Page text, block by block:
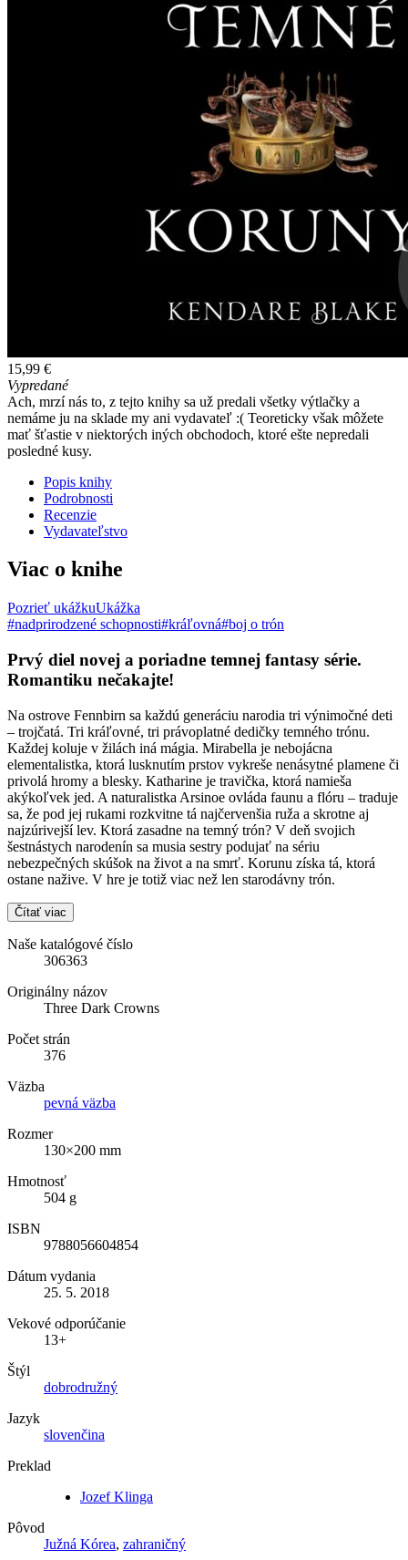
15,99 €
Vypredané
Ach, mrzí nás to, z tejto knihy sa už predali všetky výtlačky a
nemáme ju na sklade my ani vydavateľ :( Teoreticky však môžete
mať šťastie v niektorých iných obchodoch, ktoré ešte nepredali
posledné kusy.
Popis knihy
Podrobnosti
Recenzie
Vydavateľstvo
Viac o knihe
Pozrieť ukážkuUkážka
#nadprirodzené schopnosti#kráľovná#boj o trón
Prvý diel novej a poriadne temnej fantasy série.
Romantiku nečakajte!
Na ostrove Fennbirn sa každú generáciu narodia tri výnimočné deti
– trojčatá. Tri kráľovné, tri právoplatné dedičky temného trónu.
Každej koluje v žilách iná mágia. Mirabella je nebojácna
elementalistka, ktorá lusknutím prstov vykreše nenásytné plamene či
privolá hromy a blesky. Katharine je travička, ktorá namieša
akýkoľvek jed. A naturalistka Arsinoe ovláda faunu a flóru – traduje
sa, že pod jej rukami rozkvitne tá najčervenšia ruža a skrotne aj
najzúrivejší lev. Ktorá zasadne na temný trón? V deň svojich
šestnástych narodenín sa musia sestry podujať na sériu
nebezpečných skúšok na život a na smrť. Korunu získa tá, ktorá
ostane nažive. V hre je totiž viac než len starodávny trón.
Čítať viac
Naše katalógové číslo
306363
Originálny názov
Three Dark Crowns
Počet strán
376
Väzba
pevná väzba
Rozmer
130×200 mm
Hmotnosť
504 g
ISBN
9788056604854
Dátum vydania
25. 5. 2018
Vekové odporúčanie
13+
Štýl
dobrodružný
Jazyk
slovenčina
Preklad
Jozef Klinga
Pôvod
Južná Kórea, zahraničný